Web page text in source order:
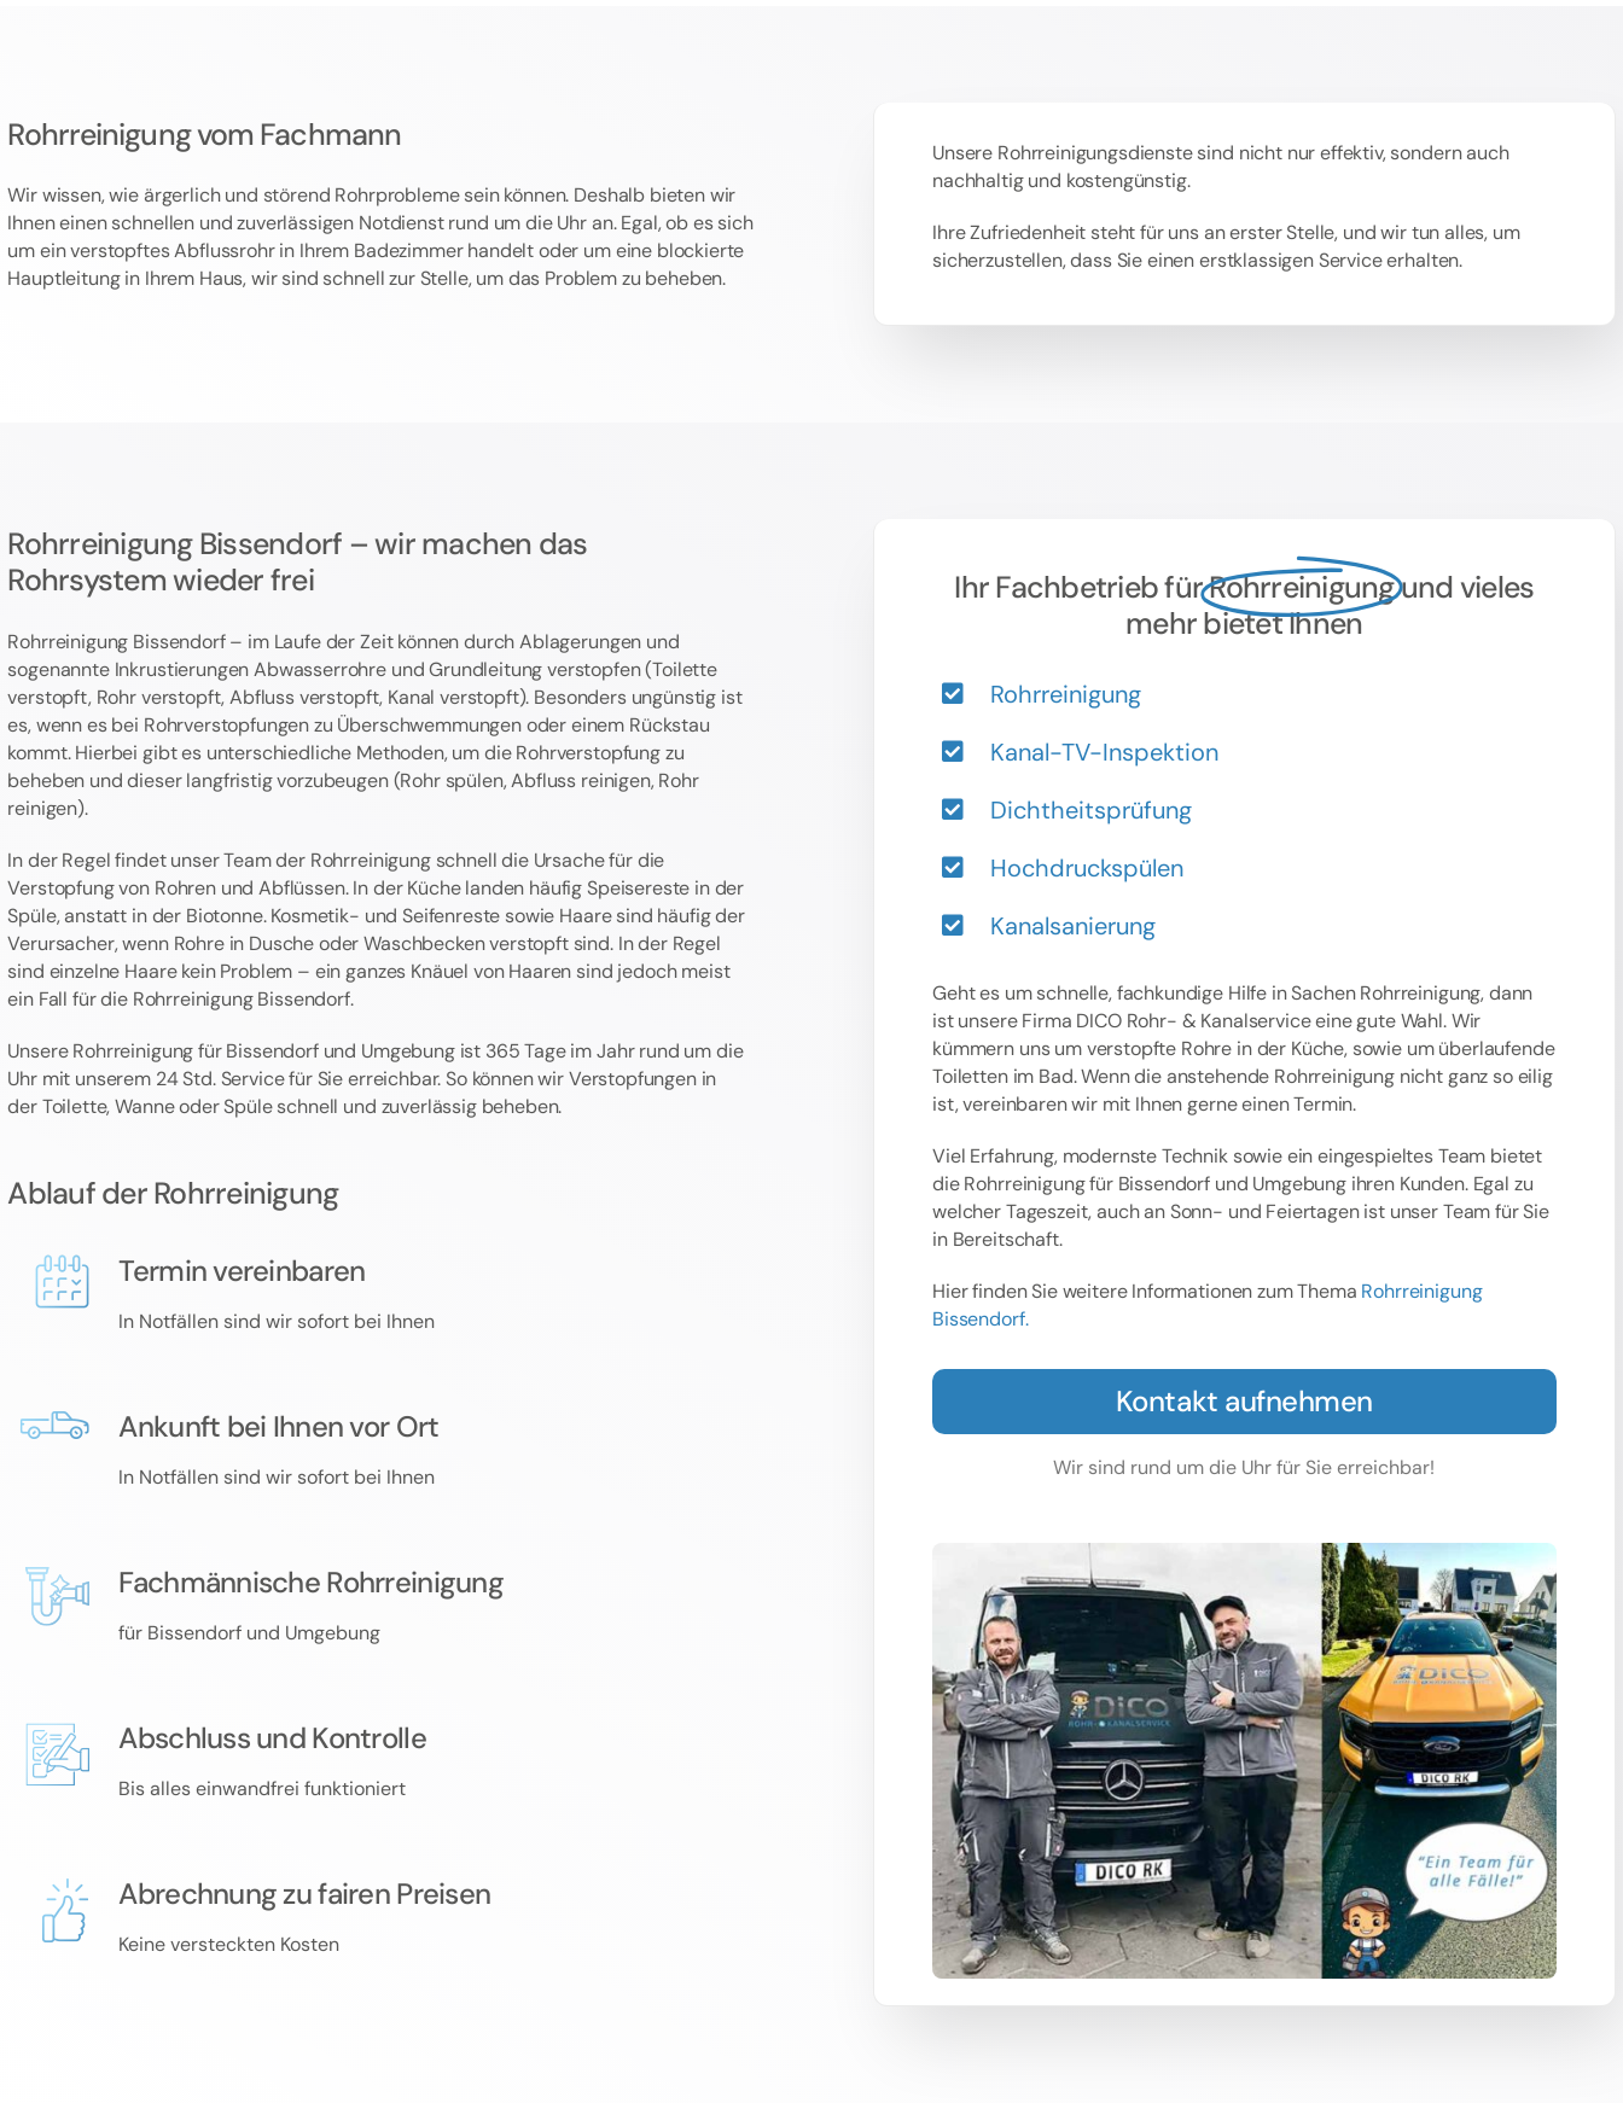
Rohrreinigung vom Fachmann
Wir wissen, wie ärgerlich und störend Rohrprobleme sein können. Deshalb bieten wir
Ihnen einen schnellen und zuverlässigen Notdienst rund um die Uhr an. Egal, ob es sich
um ein verstopftes Abflussrohr in Ihrem Badezimmer handelt oder um eine blockierte
Hauptleitung in Ihrem Haus, wir sind schnell zur Stelle, um das Problem zu beheben.
Unsere Rohrreinigungsdienste sind nicht nur effektiv, sondern auch
nachhaltig und kostengünstig.
Ihre Zufriedenheit steht für uns an erster Stelle, und wir tun alles, um
sicherzustellen, dass Sie einen erstklassigen Service erhalten.
Rohrreinigung Bissendorf – wir machen das
Rohrsystem wieder frei
Rohrreinigung Bissendorf – im Laufe der Zeit können durch Ablagerungen und
sogenannte Inkrustierungen Abwasserrohre und Grundleitung verstopfen (Toilette
verstopft, Rohr verstopft, Abfluss verstopft, Kanal verstopft). Besonders ungünstig ist
es, wenn es bei Rohrverstopfungen zu Überschwemmungen oder einem Rückstau
kommt. Hierbei gibt es unterschiedliche Methoden, um die Rohrverstopfung zu
beheben und dieser langfristig vorzubeugen (Rohr spülen, Abfluss reinigen, Rohr
reinigen).
In der Regel findet unser Team der Rohrreinigung schnell die Ursache für die
Verstopfung von Rohren und Abflüssen. In der Küche landen häufig Speisereste in der
Spüle, anstatt in der Biotonne. Kosmetik- und Seifenreste sowie Haare sind häufig der
Verursacher, wenn Rohre in Dusche oder Waschbecken verstopft sind. In der Regel
sind einzelne Haare kein Problem – ein ganzes Knäuel von Haaren sind jedoch meist
ein Fall für die Rohrreinigung Bissendorf.
Unsere Rohrreinigung für Bissendorf und Umgebung ist 365 Tage im Jahr rund um die
Uhr mit unserem 24 Std. Service für Sie erreichbar. So können wir Verstopfungen in
der Toilette, Wanne oder Spüle schnell und zuverlässig beheben.
Ablauf der Rohrreinigung
Termin vereinbaren
In Notfällen sind wir sofort bei Ihnen
Ankunft bei Ihnen vor Ort
In Notfällen sind wir sofort bei Ihnen
Fachmännische Rohrreinigung
für Bissendorf und Umgebung
Abschluss und Kontrolle
Bis alles einwandfrei funktioniert
Abrechnung zu fairen Preisen
Keine versteckten Kosten
Ihr Fachbetrieb fürRohrreinigungund vieles
mehr bietet Ihnen
Rohrreinigung
Kanal-TV-Inspektion
Dichtheitsprüfung
Hochdruckspülen
Kanalsanierung
Geht es um schnelle, fachkundige Hilfe in Sachen Rohrreinigung, dann
ist unsere Firma DICO Rohr- & Kanalservice eine gute Wahl. Wir
kümmern uns um verstopfte Rohre in der Küche, sowie um überlaufende
Toiletten im Bad. Wenn die anstehende Rohrreinigung nicht ganz so eilig
ist, vereinbaren wir mit Ihnen gerne einen Termin.
Viel Erfahrung, modernste Technik sowie ein eingespieltes Team bietet
die Rohrreinigung für Bissendorf und Umgebung ihren Kunden. Egal zu
welcher Tageszeit, auch an Sonn- und Feiertagen ist unser Team für Sie
in Bereitschaft.
Hier finden Sie weitere Informationen zum Thema Rohrreinigung
Bissendorf.
Kontakt aufnehmen
Wir sind rund um die Uhr für Sie erreichbar!